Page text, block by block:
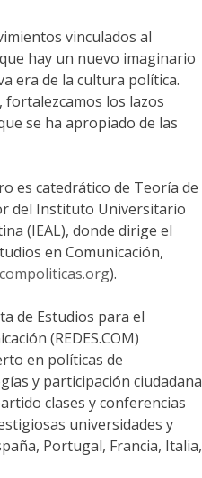
vinculados al
hay un nuevo imaginario
era de la cultura política.
los lazos
se ha apropiado de las
es catedrático de Teoría de
del Instituto Universitario
(IEAL), donde dirige el
en Comunicación,
).
de Estudios para el
(REDES.COM)
en políticas de
y participación ciudadana
clases y conferencias
universidades y
Portugal, Francia, Italia,